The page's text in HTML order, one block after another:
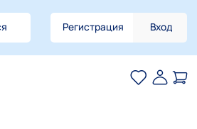
Регистрация Вход